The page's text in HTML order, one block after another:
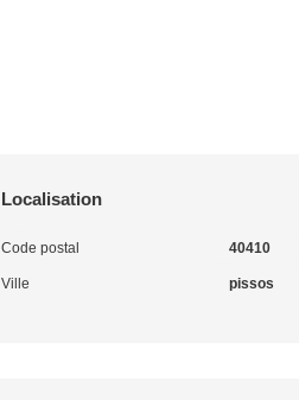
Localisation
Code postal 40410
Ville pissos